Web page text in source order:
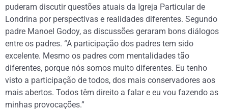
puderam discutir questões atuais da Igreja Particular de
Londrina por perspectivas e realidades diferentes. Segundo
padre Manoel Godoy, as discussões geraram bons diálogos
entre os padres. “A participação dos padres tem sido
excelente. Mesmo os padres com mentalidades tão
diferentes, porque nós somos muito diferentes. Eu tenho
visto a participação de todos, dos mais conservadores aos
mais abertos. Todos têm direito a falar e eu vou fazendo as
minhas provocações.”